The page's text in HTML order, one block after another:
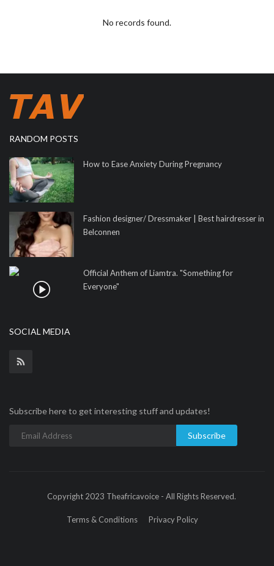
No records found.
RANDOM POSTS
How to Ease Anxiety During Pregnancy
Fashion designer/ Dressmaker | Best hairdresser in
Belconnen
Official Anthem of Liamtra. "Something for
Everyone"
SOCIAL MEDIA
Subscribe here to get interesting stuff and updates!
Subscribe
Copyright 2023 Theafricavoice - All Rights Reserved.
Terms & Conditions Privacy Policy